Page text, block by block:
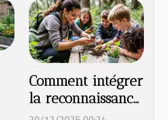
Comment intégrer
la reconnaissance
de plantes dans